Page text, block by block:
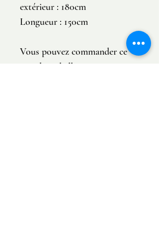
extérieur : 180cm
Longueur : 150cm
Vous pouvez commander ce
grand poulailler en version